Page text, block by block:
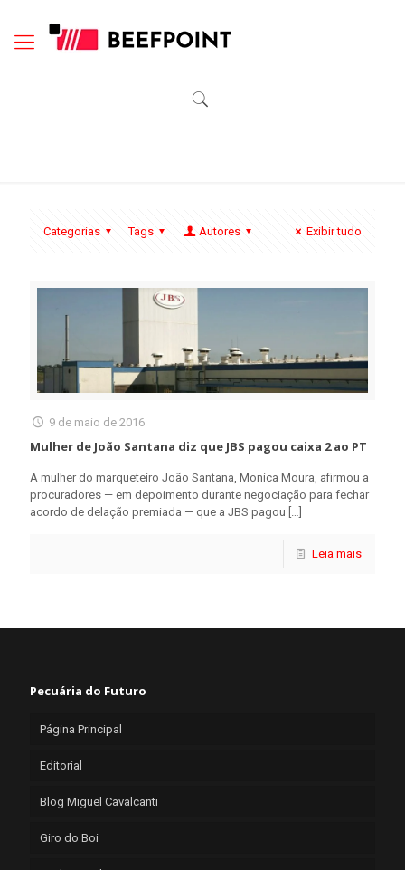
Categorias Tags Autores Exibir tudo
9 de maio de 2016
Mulher de João Santana diz que JBS pagou caixa 2 ao PT
A mulher do marqueteiro João Santana, Monica Moura, afirmou a
procuradores — em depoimento durante negociação para fechar
acordo de delação premiada — que a JBS pagou […]
Leia mais
Pecuária do Futuro
Página Principal
Editorial
Blog Miguel Cavalcanti
Giro do Boi